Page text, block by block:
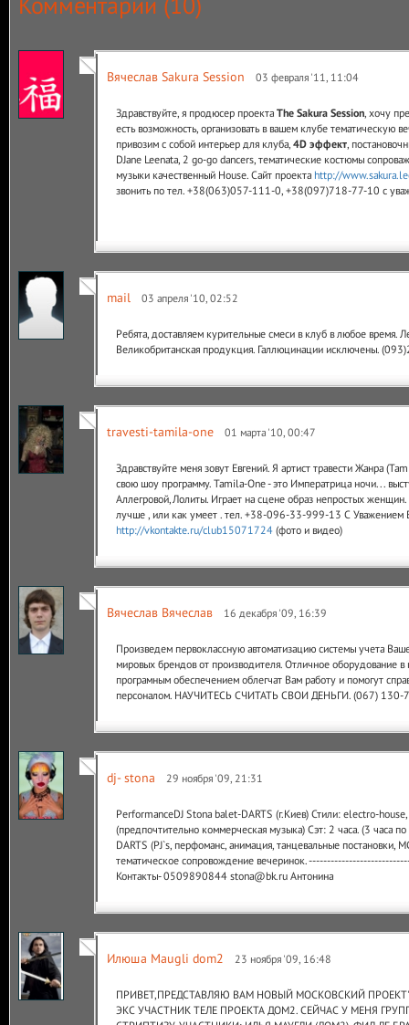
Вячеслав Sakura Session 03 февраля '11, 11:04
Здравствуйте, я продюсер проекта The Sakura Session , хочу
есть возможность, организовать в вашем клубе тематическую
привозим с собой интерьер для клуба, 4D эффект ,
DJane Leenata, 2 go-go dancers, тематические костюмы
музыки качественный House. Сайт проекта http://
звонить по тел. +38(063)057-111-0, +38(097)718-77-10 с
mail 03 апреля '10, 02:52
Ребята, доставляем курительные смеси в клуб в любое время.
Великобританская продукция. Галлюцинации исключены.
travesti-tamila-one 01 марта '10, 00:47
Здравствуйте меня зовут Евгений. Я артист травести Жанра
свою шоу программу. Tamila-One - это Императрица ночи...
Аллегровой,Лолиты. Играет на сцене образ непростых
лучше , или как умеет . тел. +38-096-33-999-13 С Уважением
http://vkontakte.ru/club15071724 (фото и видео)
Вячеслав Вячеслав 16 декабря '09, 16:39
Произведем первоклассную автоматизацию системы учета
мировых брендов от производителя. Отличное оборудование
програмным обеспечением облегчат Вам работу и помогут
персоналом. НАУЧИТЕСЬ СЧИТАТЬ СВОИ ДЕНЬГИ. (067) 130-
dj- stona 29 ноября '09, 21:31
PerformanceDJ Stona balet-DARTS (г.Киев) Стили: electro-
(предпочтительно коммерческая музыка) Сэт: 2 часа. (3 часа
DARTS (PJ`s, перфоманс, анимация, танцевальные постановки,
тематическое сопровождение вечеринок.
Контакты- 0509890844 stona@bk.ru Антонина
Илюша Maugli dom2 23 ноября '09, 16:48
ПРИВЕТ,ПРЕДСТАВЛЯЮ ВАМ НОВЫЙ МОСКОВСКИЙ
ЭКС УЧАСТНИК ТЕЛЕ ПРОЕКТА ДОМ2. СЕЙЧАС У МЕНЯ